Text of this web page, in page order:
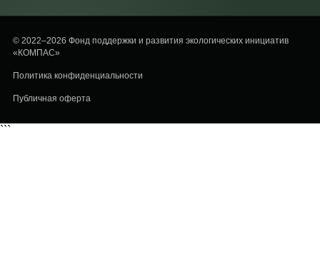
© 2022–2026 Фонд поддержки и развития экологических инициатив
«КОМПАС»
Политика конфиденциальности
Публичная оферта
```